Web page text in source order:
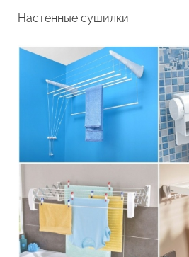
Настенные сушилки